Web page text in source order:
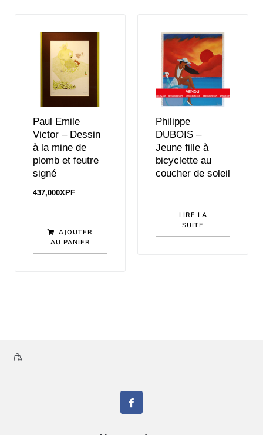
Paul Emile
Victor – Dessin
à la mine de
plomb et feutre
signé
437,000XPF
AJOUTER
AU PANIER
Philippe
DUBOIS –
Jeune fille à
bicyclette au
coucher de soleil
LIRE LA
SUITE